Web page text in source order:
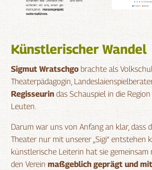
Künstlerischer Wandel
Sigmut Wratschgo brachte als
Theaterpädagogin,
Regisseurin das Schauspiel in die
Leuten.
Darum war uns von Anfang an klar, dass
Theater nur mit unserer „Sigi“ entstehen
künstlerische Leiterin hat sie
den Vereinmaßgeblich geprägt und